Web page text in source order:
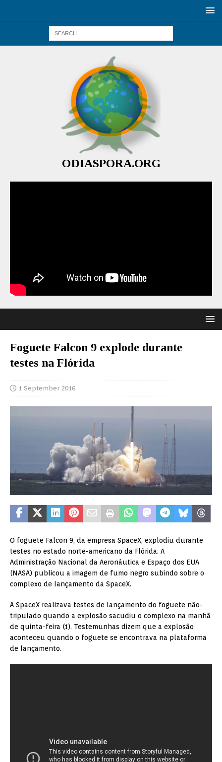
ODIASPORA.ORG
Foguete Falcon 9 explode durante
testes na Flórida
1 September 2016
O foguete Falcon 9, da empresa SpaceX, explodiu durante
testes no estado norte-americano da Flórida. A
Administração Nacional da Aeronáutica e Espaço dos EUA
(NASA) publicou a imagem de fumo negro subindo sobre o
complexo de lançamento da SpaceX.
A SpaceX realizava testes de lançamento do foguete não-
tripulado quando a explosão sacudiu o complexo na manhã
de quinta-feira (1). Testemunhas dizem que a explosão
aconteceu quando o foguete se encontrava na plataforma
de lançamento.